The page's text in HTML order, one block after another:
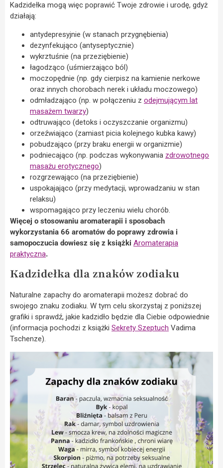
Kadzidełka mogą więc poprawić Twoje zdrowie i urodę, gdyż
działają:
antydepresyjnie (w stanach przygnębienia)
dezynfekująco (antyseptycznie)
wykrztuśnie (na przeziębienie)
łagodząco (uśmierzająco ból)
moczopędnie (np. gdy cierpisz na kamienie nerkowe
oraz innych chorobach nerek i układu moczowego)
odmładzająco (np. w połączeniu z odejmującym lat
masażem twarzy)
odtruwająco (detoks i oczyszczanie organizmu)
orzeźwiająco (zamiast picia kolejnego kubka kawy)
pobudzająco (przy braku energii w organizmie)
podniecająco (np. podczas wykonywania zdrowotnego
masażu erotycznego)
rozgrzewająco (na przeziębienie)
uspokajająco (przy medytacji, wprowadzaniu w stan
relaksu)
wspomagająco przy leczeniu wielu chorób.
Więcej o stosowaniu aromaterapii i sposobach
wykorzystania 66 aromatów do poprawy zdrowia i
samopoczucia dowiesz się z książki Aromaterapia
praktyczna.
Kadzidełka dla znaków zodiaku
Naturalne zapachy do aromaterapii możesz dobrać do
swojego znaku zodiaku. W tym celu skorzystaj z poniższej
grafiki i sprawdź, jakie kadzidło będzie dla Ciebie odpowiednie
(informacja pochodzi z książki Sekrety Szeptuch Vadima
Tschenze).